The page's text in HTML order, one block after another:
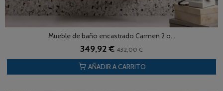
Mueble de baño encastrado Carmen 2 o...
349,92 € 432,00 €
AÑADIR A CARRITO